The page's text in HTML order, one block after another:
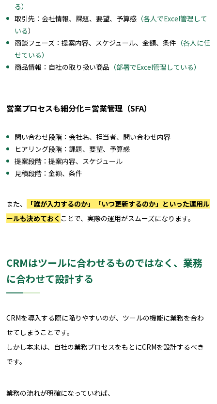
る）
取引先：会社情報、課題、要望、予算感 （各人でExcel管理して
いる）
商談フェーズ：提案内容、スケジュール、金額、条件 （各人に任
せている）
商品情報：自社の取り扱い商品 （部署でExcel管理している）
営業プロセスも細分化＝営業管理（SFA）
問い合わせ段階：会社名、担当者、問い合わせ内容
ヒアリング段階：課題、要望、予算感
提案段階：提案内容、スケジュール
見積段階：金額、条件
また、
「誰が入力するのか」「いつ更新するのか」といった運用ル
ールも決めておく ことで、実際の運用がスムーズになります。
CRMはツールに合わせるものではなく、業務
に合わせて設計する
CRMを導入する際に陥りやすいのが、ツールの機能に業務を合わ
せてしまうことです。
しかし本来は、自社の業務プロセスをもとにCRMを設計するべき
です。
業務の流れが明確になっていれば、